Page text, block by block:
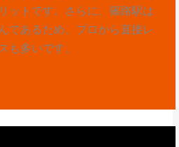
ットです。さらに、篠路駅は
であるため、プロから直接レ
も多いです。